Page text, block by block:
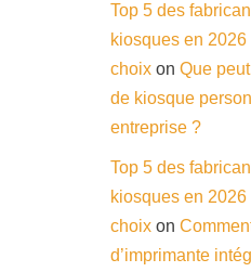
Top 5 des
kiosques en
choix on Que
de kiosque
entreprise ?
Top 5 des
kiosques en
choix on
d’imprimante